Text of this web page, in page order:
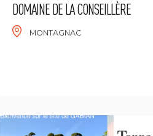
DOMAINE DE LA CONSEILLÈRE
MONTAGNAC